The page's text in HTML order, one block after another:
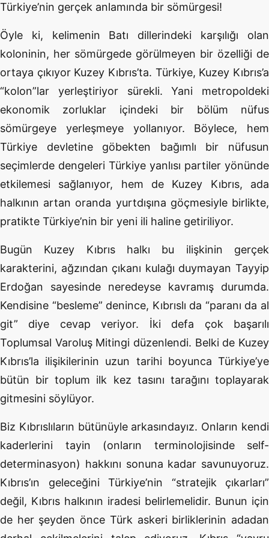
Türkiye’nin gerçek anlamında bir sömürgesi!
Öyle ki, kelimenin Batı dillerindeki karşılığı olan
koloninin, her sömürgede görülmeyen bir özelliği de
ortaya çıkıyor Kuzey Kıbrıs’ta. Türkiye, Kuzey Kıbrıs’a
“kolon”lar yerleştiriyor sürekli. Yani metropoldeki
ekonomik zorluklar içindeki bir bölüm nüfus
sömürgeye yerleşmeye yollanıyor. Böylece, hem
Türkiye devletine göbekten bağımlı bir nüfusun
seçimlerde dengeleri Türkiye yanlısı partiler yönünde
etkilemesi sağlanıyor, hem de Kuzey Kıbrıs, ada
halkının artan oranda yurtdışına göçmesiyle birlikte,
pratikte Türkiye’nin bir yeni ili haline getiriliyor.
Bugün Kuzey Kıbrıs halkı bu ilişkinin gerçek
karakterini, ağzından çıkanı kulağı duymayan Tayyip
Erdoğan sayesinde neredeyse kavramış durumda.
Kendisine “besleme” denince, Kıbrıslı da “paranı da al
git” diye cevap veriyor. İki defa çok başarılı
Toplumsal Varoluş Mitingi düzenlendi. Belki de Kuzey
Kıbrıs’la ilişikilerinin uzun tarihi boyunca Türkiye’ye
bütün bir toplum ilk kez tasını tarağını toplayarak
gitmesini söylüyor.
Biz Kıbrıslıların bütünüyle arkasındayız. Onların kendi
kaderlerini tayin (onların terminolojisinde self-
determinasyon) hakkını sonuna kadar savunuyoruz.
Kıbrıs’ın geleceğini Türkiye’nin “stratejik çıkarları”
değil, Kıbrıs halkının iradesi belirlemelidir. Bunun için
de her şeyden önce Türk askeri birliklerinin adadan